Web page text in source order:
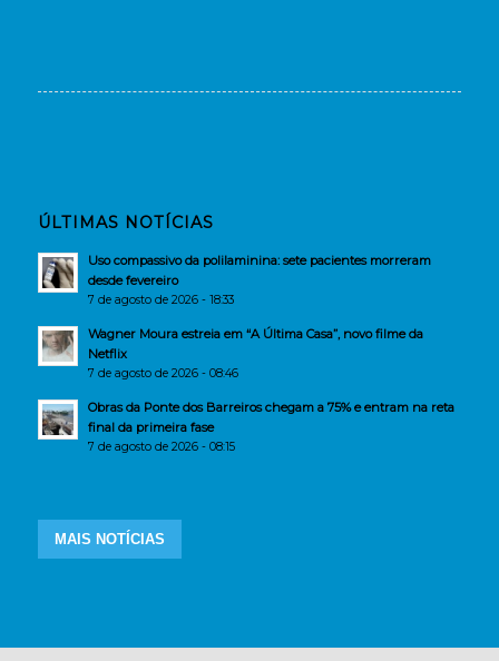
ÚLTIMAS NOTÍCIAS
Uso compassivo da polilaminina: sete pacientes morreram
desde fevereiro
7 de agosto de 2026 - 18:33
Wagner Moura estreia em “A Última Casa”, novo filme da
Netflix
7 de agosto de 2026 - 08:46
Obras da Ponte dos Barreiros chegam a 75% e entram na reta
final da primeira fase
7 de agosto de 2026 - 08:15
MAIS NOTÍCIAS